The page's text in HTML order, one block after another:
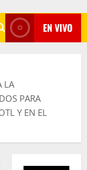
EN VIVO
LA
PARA
Y EN EL